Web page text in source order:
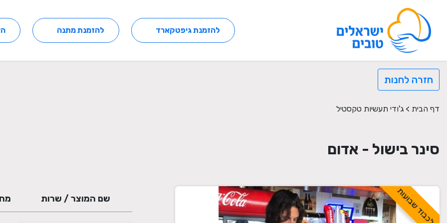
להזמנת גיפטקארד להזמנת מתנה
חזרה לחנות
דף הבית > ג'ודי תעשיות טקסטיל
סינר בישול - אדום
לכבוד שבועות שם המוצר / שרות